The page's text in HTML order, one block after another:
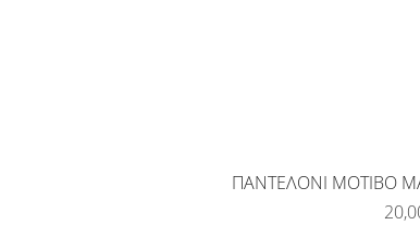
ΠΑΝΤΕΛΟΝΙ ΜΟΤΙΒΟ
Τιμή